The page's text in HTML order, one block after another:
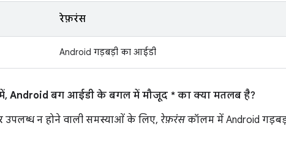
रेफ़रंस
Android गड़बड़ी का आईडी
Android बग आईडी के बगल में मौजूद * का क्या मतलब है?
उपलब्ध न होने वाली समस्याओं के लिए, रेफ़रंसकॉलम में Android